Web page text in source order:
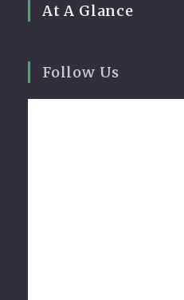
At A Glance
Follow Us